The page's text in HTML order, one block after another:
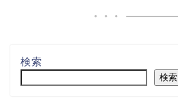
検索
検索